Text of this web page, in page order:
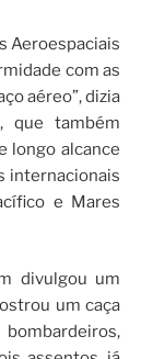
Aeroespaciais
com as
aéreo”, dizia
que também
longo alcance
internacionais
e Mares
divulgou um
um caça